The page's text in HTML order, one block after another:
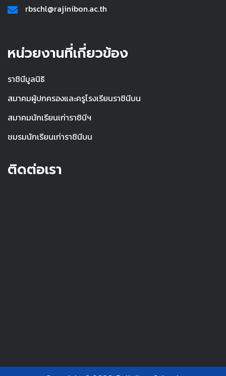
rbschl@rajinibon.ac.th
หน่วยงานที่เกี่ยวข้อง
ราชินีมูลนิธิ
สมาคมผู้ปกครองและครูโรงเรียนราชินีบน
สมาคมนักเรียนเก่าราชินีฯ
ชมรมนักเรียนเก่าราชินีบน
ติดต่อเรา